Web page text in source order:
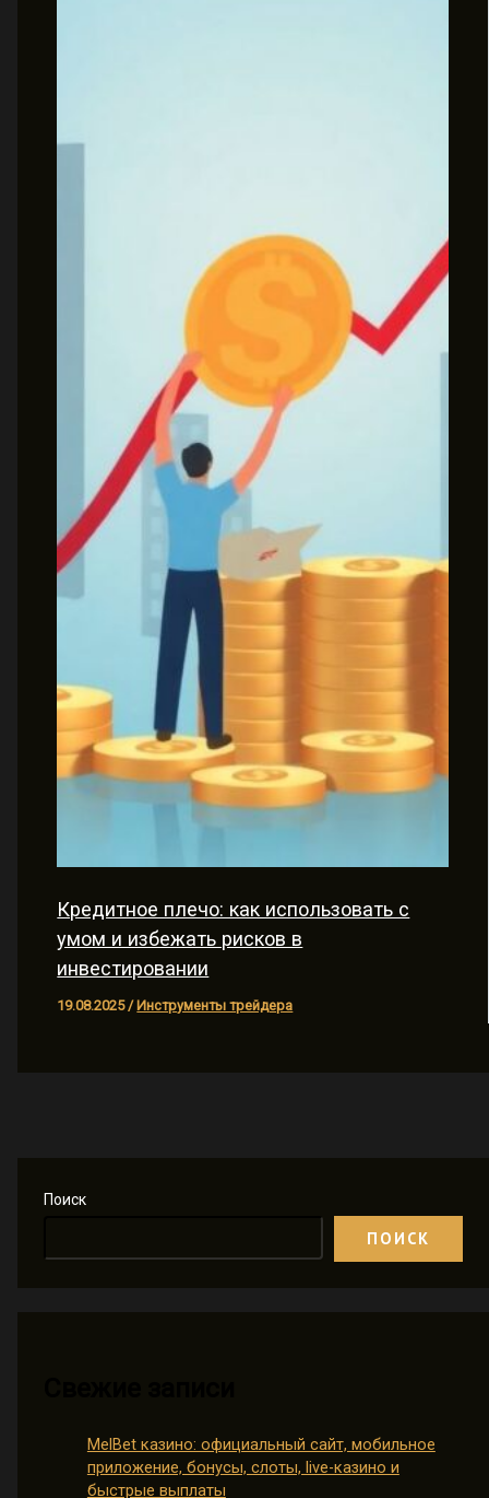
Поиск
ПОИСК
MelBet казино: официальный сайт, мобильное
приложение, бонусы, слоты, live-казино и
быстрые выплаты
Кредитное плечо: как использовать с
умом и избежать рисков в
инвестировании
19.08.2025 / Инструменты трейдера